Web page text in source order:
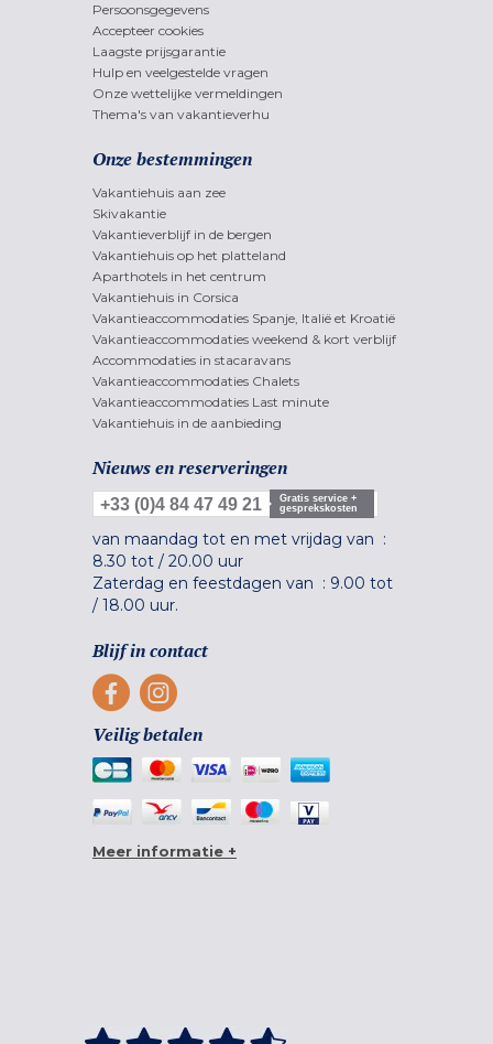
Persoonsgegevens
Accepteer cookies
Laagste prijsgarantie
Hulp en veelgestelde vragen
Onze wettelijke vermeldingen
Thema's van vakantieverhu
Onze bestemmingen
Vakantiehuis aan zee
Skivakantie
Vakantieverblijf in de bergen
Vakantiehuis op het platteland
Aparthotels in het centrum
Vakantiehuis in Corsica
Vakantieaccommodaties Spanje, Italië et Kroatië
Vakantieaccommodaties weekend & kort verblijf
Accommodaties in stacaravans
Vakantieaccommodaties Chalets
Vakantieaccommodaties Last minute
Vakantiehuis in de aanbieding
Nieuws en reserveringen
+33 (0)4 84 47 49 21
Gratis service +
gesprekskosten
van maandag tot en met vrijdag van :
8.30 tot / 20.00 uur
Zaterdag en feestdagen van : 9.00 tot
/ 18.00 uur.
Blijf in contact
Veilig betalen
Meer informatie +